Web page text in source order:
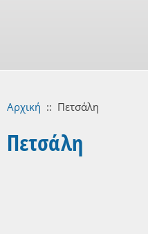
Αρχική :: Πετσάλη
Πετσάλη